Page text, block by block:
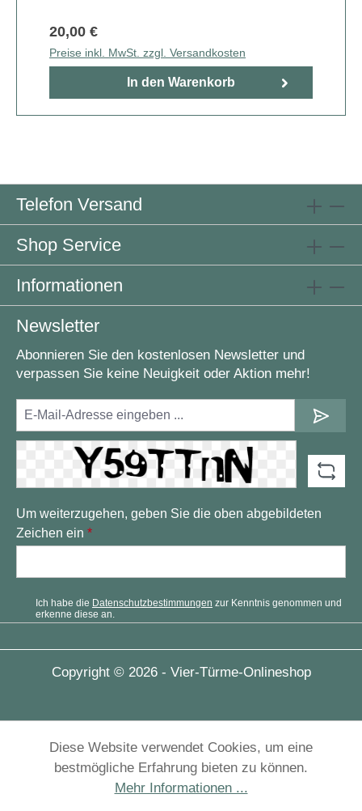
20,00 €
Preise inkl. MwSt. zzgl. Versandkosten
In den Warenkorb
Telefon Versand
Shop Service
Informationen
Newsletter
Abonnieren Sie den kostenlosen Newsletter und
verpassen Sie keine Neuigkeit oder Aktion mehr!
Um weiterzugehen, geben Sie die oben abgebildeten
Zeichen ein *
Ich habe die Datenschutzbestimmungen zur Kenntnis genommen und
erkenne diese an.
Copyright © 2026 - Vier-Türme-Onlineshop
Diese Website verwendet Cookies, um eine
bestmögliche Erfahrung bieten zu können.
Mehr Informationen ...